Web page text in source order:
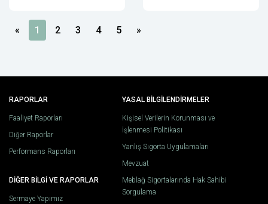
« 1 2 3 4 5 »
RAPORLAR
Faaliyet Raporları
Diğer Raporlar
Performans Raporları
DİĞER BİLGİ VE RAPORLAR
Sermaye Yapımız
YASAL BİLGİLENDİRMELER
Kişisel Verilerin Korunması ve
İşlenmesi Politikası
Yanlış Sigorta Uygulamaları
Mevzuat
Meblağ Sigortalarında Hak Sahibi
Sorgulama